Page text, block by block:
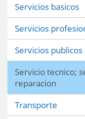
Servicios basicos
Servicios
Servicios publicos
Servicio tecnico;
reparacion
Transporte